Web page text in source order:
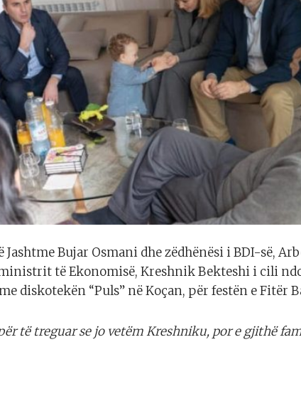
Bujar Osmani dhe zëdhënësi i BDI-së,
të Ekonomisë, Kreshnik Bekteshi i cili
diskotekën “Puls” në Koçan, për festën e Fitër
të treguar se jo vetëm Kreshniku, por e gjithë